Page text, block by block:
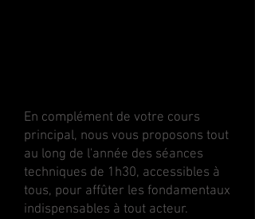
En complément de votre cours
principal, nous vous proposons tout
au long de l'année des séances
techniques de 1h30, accessibles à
tous, pour affûter les fondamentaux
indispensables à tout acteur.